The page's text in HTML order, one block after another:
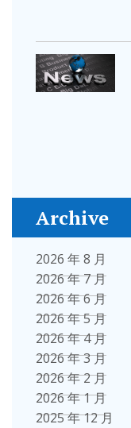
Archive
2026 年 8 月
2026 年 7 月
2026 年 6 月
2026 年 5 月
2026 年 4 月
2026 年 3 月
2026 年 2 月
2026 年 1 月
2025 年 12 月